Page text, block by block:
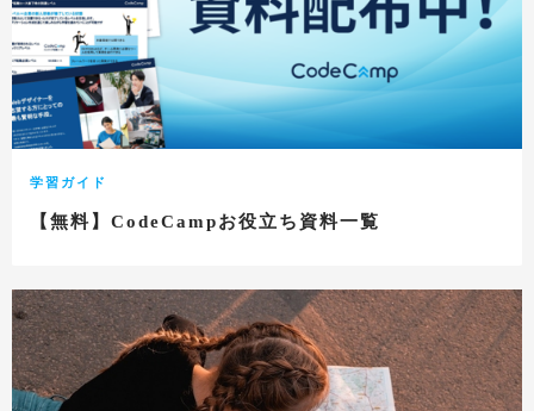
学習ガイド
【無料】CodeCampお役立ち資料一覧